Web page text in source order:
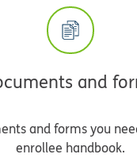
and
and forms you
enrollee handbook.